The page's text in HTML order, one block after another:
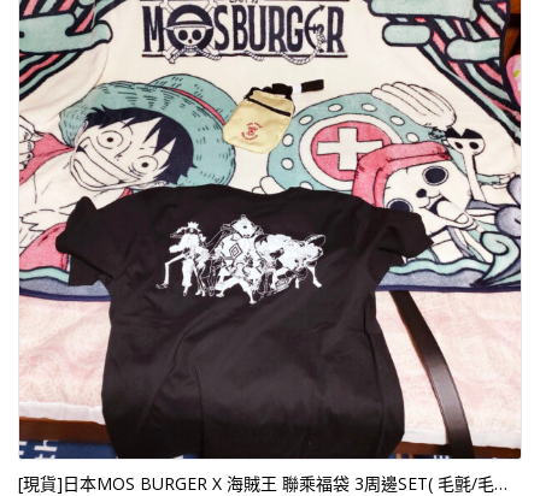
[現貨]日本MOS BURGER X 海賊王 聯乘福袋 3周邊SET( 毛氈/毛巾＋T恤＋ 斜孭袋）